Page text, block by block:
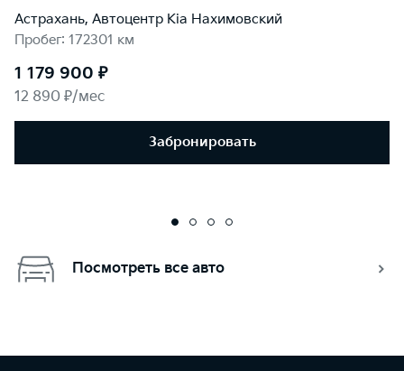
Астрахань, Автоцентр Kia Нахимовский
Пробег: 172301 км
1 179 900 ₽
12 890 ₽/мес
Забронировать
Посмотреть все авто